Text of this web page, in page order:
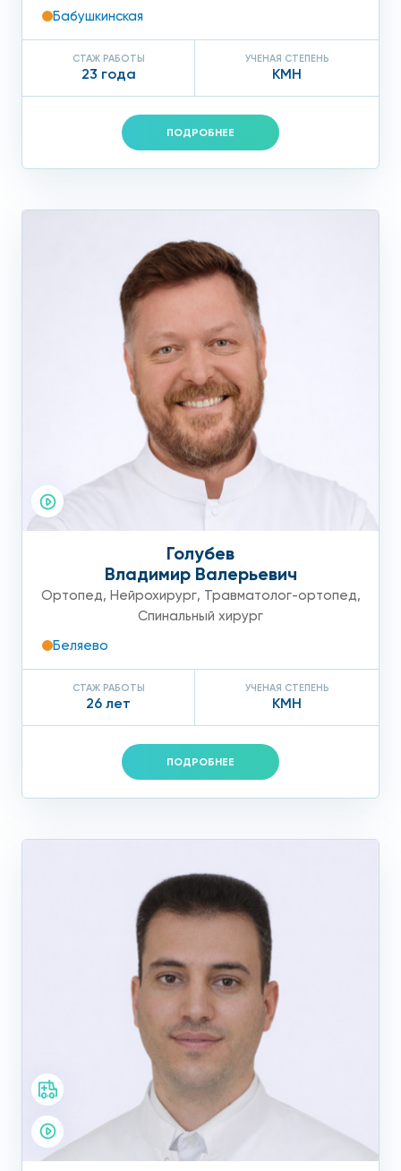
Бабушкинская
СТАЖ РАБОТЫ
23 года
УЧЕНАЯ СТЕПЕНЬ
КМН
ПОДРОБНЕЕ
Голубев
Владимир Валерьевич
Ортопед, Нейрохирург, Травматолог-ортопед,
Спинальный хирург
Беляево
СТАЖ РАБОТЫ
26 лет
УЧЕНАЯ СТЕПЕНЬ
КМН
ПОДРОБНЕЕ